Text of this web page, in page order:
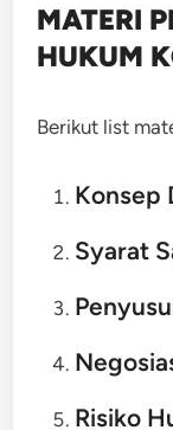
MATERI
HUKUM
Berikut list
Konsep
Syarat
Risiko